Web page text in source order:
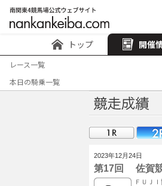
トップ 開催
レース一覧
本日の騎乗一覧
2023年12月24日
第17回 佐賀
ＦＵＪ